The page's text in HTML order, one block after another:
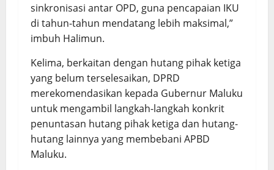
sinkronisasi antar OPD, guna pencapaian IKU
di tahun-tahun mendatang lebih maksimal,”
imbuh Halimun.
Kelima, berkaitan dengan hutang pihak ketiga
yang belum terselesaikan, DPRD
merekomendasikan kepada Gubernur Maluku
untuk mengambil langkah-langkah konkrit
penuntasan hutang pihak ketiga dan hutang-
hutang lainnya yang membebani APBD
Maluku.